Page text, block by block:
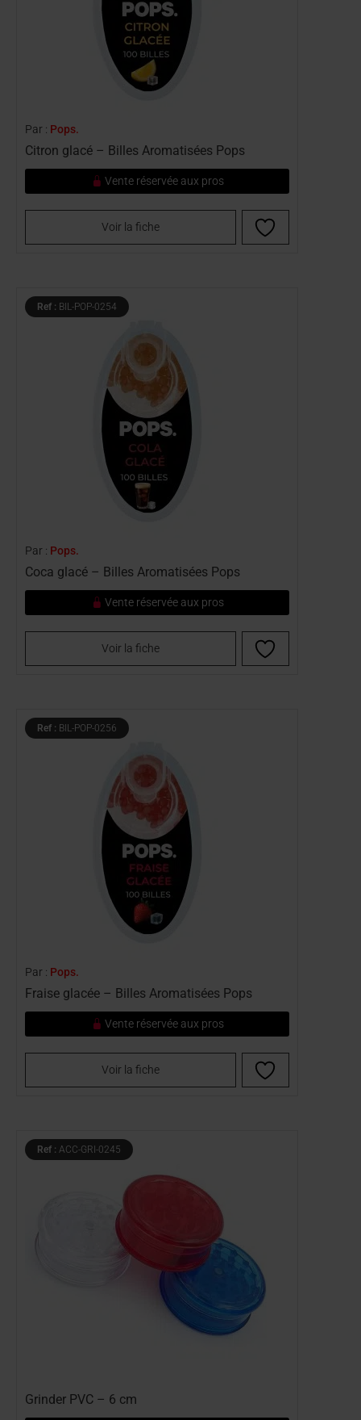
Par : Pops.
Citron glacé – Billes Aromatisées Pops
Vente réservée aux pros
Voir la fiche
Ref : BIL-POP-0254
Par : Pops.
Coca glacé – Billes Aromatisées Pops
Vente réservée aux pros
Voir la fiche
Ref : BIL-POP-0256
Par : Pops.
Fraise glacée – Billes Aromatisées Pops
Vente réservée aux pros
Voir la fiche
Ref : ACC-GRI-0245
Grinder PVC – 6 cm